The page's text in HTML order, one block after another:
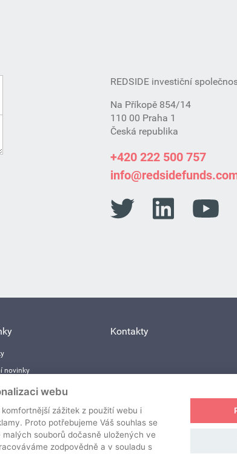
REDSIDE investiční
Na Příkopě 854/14
110 00 Praha 1
Česká republika
+420 222 500 757
novinky
projekty
Kontakty
webu
zážitek z použití webu i
Proto potřebujeme Váš souhlas se
souborů dočasně uložených ve
zodpovědně a v souladu s